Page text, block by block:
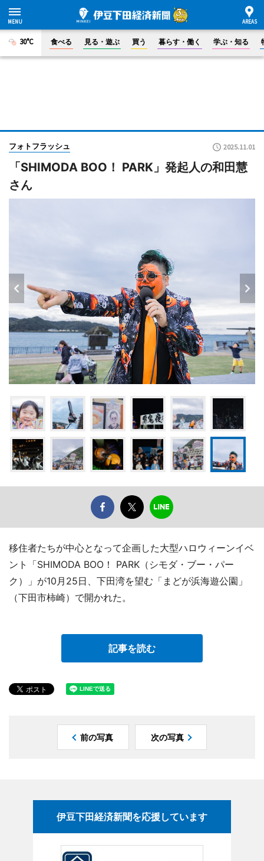
30°C 食べる 見る・遊ぶ 買う 暮らす・働く 学ぶ・知る
フォトフラッシュ 2025.11.01
「SHIMODA BOO！ PARK」発起人の和田慧
さん
移住者たちが中心となって企画した大型ハロウィーンイベ
ント「SHIMODA BOO！ PARK（シモダ・ブー・パー
ク）」が10月25日、下田湾を望む「まどが浜海遊公園」
（下田市柿崎）で開かれた。
記事を読む
前の写真 次の写真
伊豆下田経済新聞を応援しています